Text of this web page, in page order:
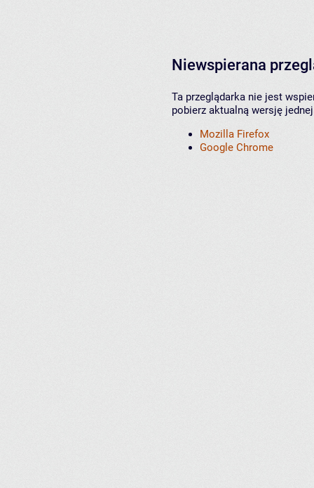
Niewspierana
Ta przeglądarka nie jest
pobierz aktualną wersję
Mozilla Firefox
Google Chrome